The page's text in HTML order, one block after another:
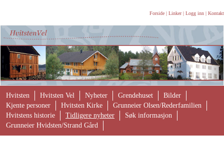
Forside | Linker| Logg inn | Kontakt
Hvitsten Hvitsten Vel Nyheter Grendehuset
Bilder
Kjente personer
Hvitsten Kirke
Grunneier Olsen/Rederfamilien
Hvitstens historie
Tidligere nyheter
Søk informasjon
Grunneier Hvidsten/Strand Gård